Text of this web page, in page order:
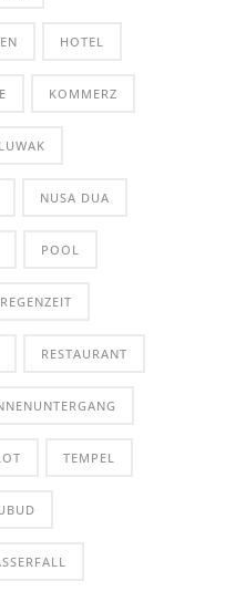
HOTEL
KOMMERZ
LUWAK
NUSA DUA
POOL
REGENZEIT
RESTAURANT
TEMPEL